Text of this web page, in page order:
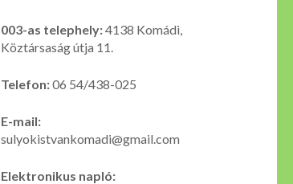
003-as telephely:4138 Komádi,
Köztársaság útja 11.
Telefon:06 54/438-025
E-mail:
sulyokistvankomadi@gmail.com
Elektronikus napló: